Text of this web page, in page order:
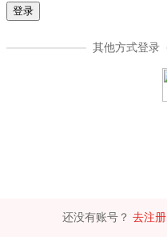
登录
其他方式登录
还没有账号？ 去注册